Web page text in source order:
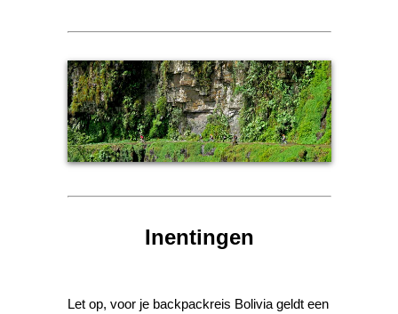
Inentingen
Let op, voor je backpackreis Bolivia geldt een